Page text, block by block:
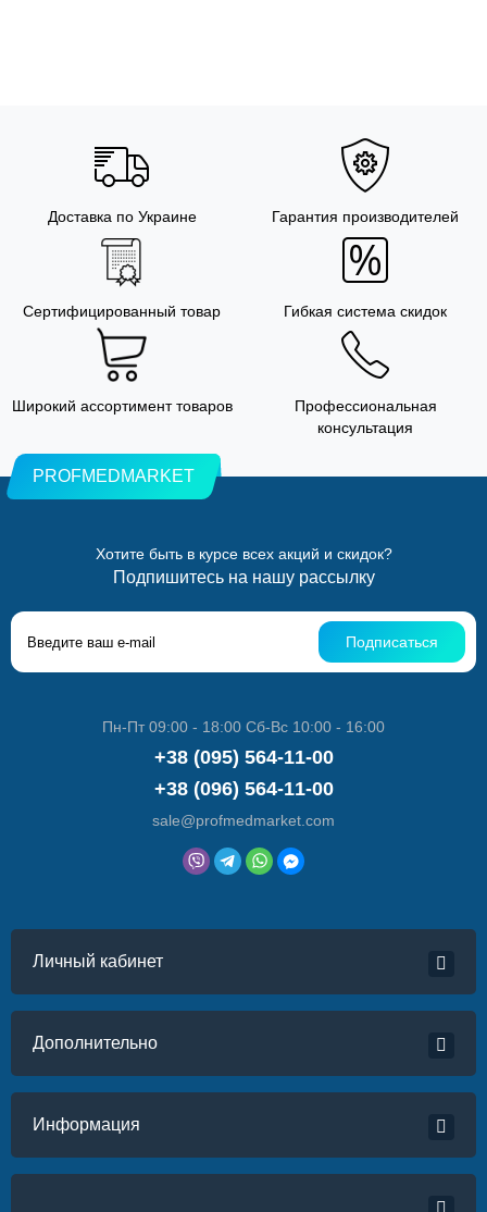
Доставка по Украине Гарантия производителей
Сертифицированный товар Гибкая система скидок
Широкий ассортимент товаров
Профессиональная
консультация
PROFMEDMARKET
Хотите быть в курсе всех акций и скидок?
Подпишитесь на нашу рассылку
Подписаться
Пн-Пт 09:00 - 18:00 Сб-Вс 10:00 - 16:00
+38 (095) 564-11-00
+38 (096) 564-11-00
sale@profmedmarket.com
Личный кабинет
Дополнительно
Информация